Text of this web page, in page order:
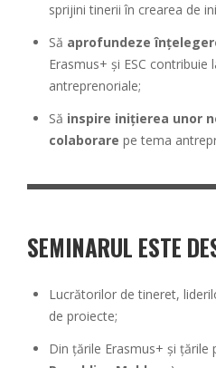
sprijini tinerii în crearea de
Să aprofundeze
Erasmus+ și ESC
antreprenoriale;
Să inspire inițierea unor
colaborare pe tema
SEMINARUL ESTE
Lucrătorilor de tineret,
de proiecte;
Din țările Erasmus+ și țările